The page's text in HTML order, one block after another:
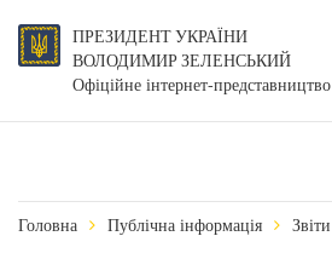
ПРЕЗИДЕНТ УКРАЇНИ
ВОЛОДИМИР ЗЕЛЕНСЬКИЙ
Офіційне інтернет-представництво
Головна Публічна інформація Звіти